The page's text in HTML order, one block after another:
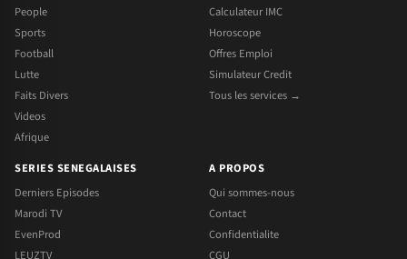
People
Sports
Football
Lutte
Faits Divers
Videos
Afrique
Calculateur IMC
Horoscope
Offres Emploi
Simulateur Credit
Tous les services →
SERIES SENEGALAISES
Derniers Episodes
Marodi TV
EvenProd
LEUZTV
A PROPOS
Qui sommes-nous
Contact
Confidentialite
CGU